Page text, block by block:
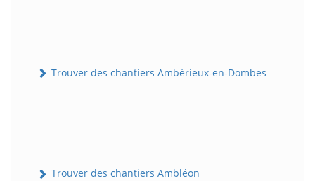
Trouver des chantiers Ambérieux-en-Dombes
Trouver des chantiers Ambléon